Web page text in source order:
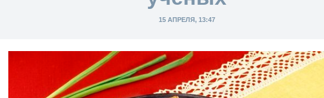
15 АПРЕЛЯ, 13:47